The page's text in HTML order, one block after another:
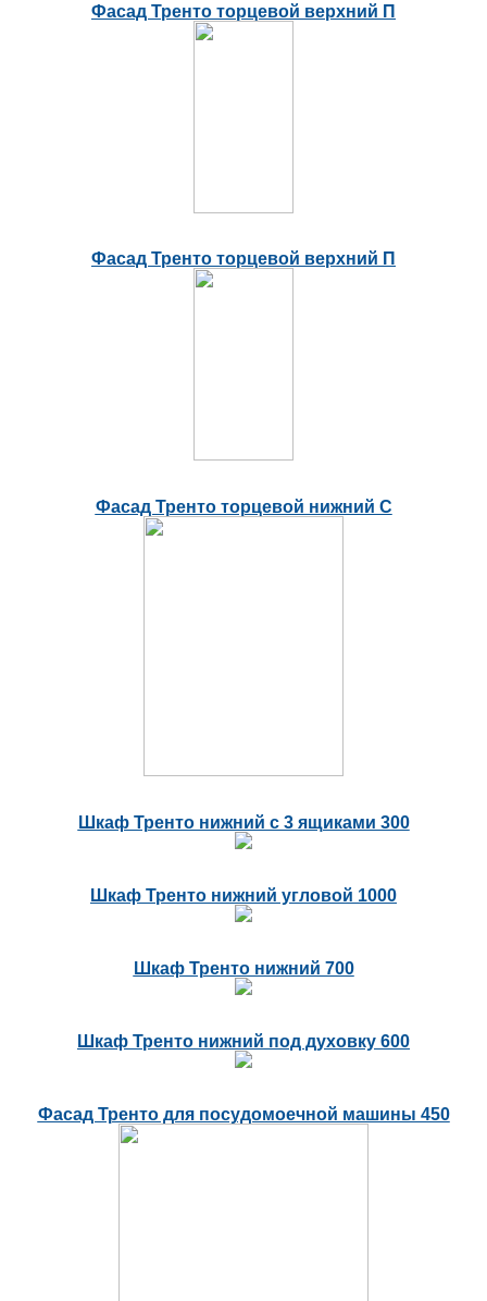
Фасад Тренто торцевой верхний П
Фасад Тренто торцевой верхний П
Фасад Тренто торцевой нижний С
Шкаф Тренто нижний с 3 ящиками 300
Шкаф Тренто нижний угловой 1000
Шкаф Тренто нижний 700
Шкаф Тренто нижний под духовку 600
Фасад Тренто для посудомоечной машины 450